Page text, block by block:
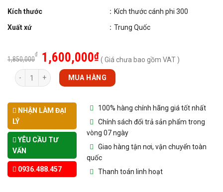
Kích thước
: Kích thước cánh phi 300
Xuất xứ
: Trung Quốc
1,850,000
₫ 1,600,000₫( Giá chưa bao gồm VAT )
Số lượng
MUA HÀNG
NHẬN LÀM ĐẠI
LÝ
YÊU CẦU TƯ
VẤN
0936.488.457
100% hàng chính hãng giá tốt nhất
Chính sách đổi trả sản phẩm trong
vòng 07 ngày
Giao hàng tận nơi, vận chuyển toàn
quốc
Thanh toán linh hoạt